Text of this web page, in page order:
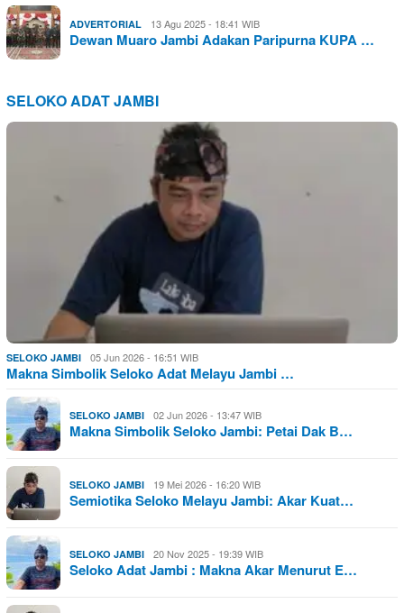
ADVERTORIAL 13 Agu 2025 - 18:41 WIB
Dewan Muaro Jambi Adakan Paripurna KUPA …
SELOKO ADAT JAMBI
SELOKO JAMBI 05 Jun 2026 - 16:51 WIB
Makna Simbolik Seloko Adat Melayu Jambi …
SELOKO JAMBI 02 Jun 2026 - 13:47 WIB
Makna Simbolik Seloko Jambi: Petai Dak B…
SELOKO JAMBI 19 Mei 2026 - 16:20 WIB
Semiotika Seloko Melayu Jambi: Akar Kuat…
SELOKO JAMBI 20 Nov 2025 - 19:39 WIB
Seloko Adat Jambi : Makna Akar Menurut E…